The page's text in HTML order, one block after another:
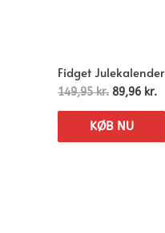
Fidget Julekalender
149,95kr. 89,96 kr.
KØB NU